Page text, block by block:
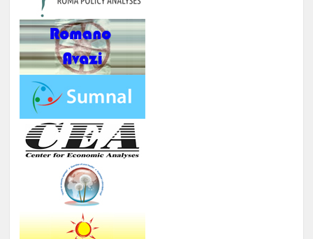
10 матуранти
13.
ПОДГОТОВКА НА БИЗНИС
ПЛАНОВИ ЗА МАТУРАНТИ
14.
ЗИМСКА БИЗНИС ШКОЛА ЗА
КАПАЦИТЕТИ ЗА НАСТАП НА
Број : 20 Студенти,
Локација: надвор од Скопје, 4
ноќевања
ЗИМСКАШКОЛА ЗА
СРЕДНОШКОЛЦИ РОМИ НА ТЕМА
ИДЕНТИТЕТ, ВЛАДЕЊЕ НА
ПРАВО, ПОЛИТИЧКА КУЛТУРА И